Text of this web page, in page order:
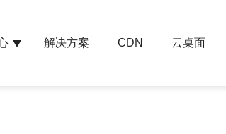
解决方案 CDN 云桌面